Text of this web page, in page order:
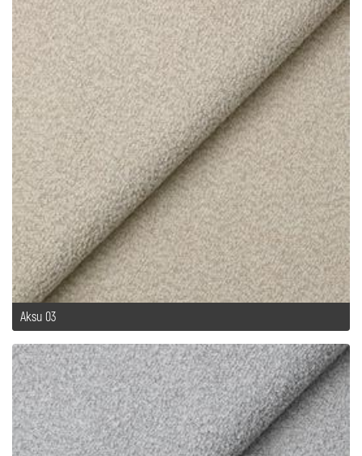
Aksu 03